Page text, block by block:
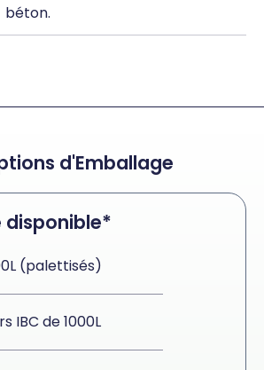
béton.
d'Emballage
disponible*
(palettisés)
IBC de 1000L